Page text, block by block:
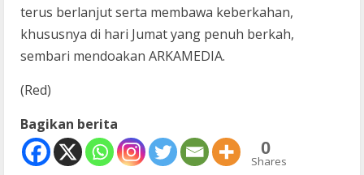
terus berlanjut serta membawa keberkahan,
khususnya di hari Jumat yang penuh berkah,
sembari mendoakan ARKAMEDIA.
(Red)
Bagikan berita
0
Shares